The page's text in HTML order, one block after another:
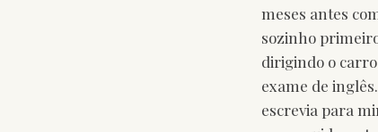
meses antes
sozinho
dirigindo o
exame de
escrevia para